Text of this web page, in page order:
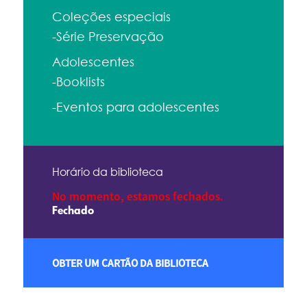
Coleções especiais
-Série Preservação
Adolescentes
-Booklists
-Eventos para adolescentes
Horário da biblioteca
No momento, estamos fechados.
Fechado
OBTER UM CARTÃO DA BIBLIOTECA